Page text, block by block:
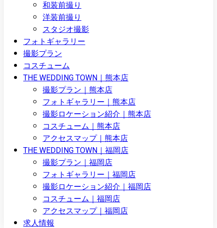
和装前撮り
洋装前撮り
スタジオ撮影
フォトギャラリー
撮影プラン
コスチューム
THE WEDDING TOWN｜熊本店
撮影プラン｜熊本店
フォトギャラリー｜熊本店
撮影ロケーション紹介｜熊本店
コスチューム｜熊本店
アクセスマップ｜熊本店
THE WEDDING TOWN｜福岡店
撮影プラン｜福岡店
フォトギャラリー｜福岡店
撮影ロケーション紹介｜福岡店
コスチューム｜福岡店
アクセスマップ｜福岡店
求人情報